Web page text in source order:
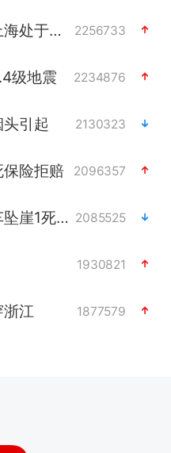
台风白海豚闭眼浙江上海处于危险半圆 2256733
级地震 2234876
引起 2130323
险拒赔 2096357
中国父女泰国骑摩托车坠崖1死1伤 2085525
1930821
江 1877579